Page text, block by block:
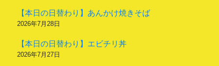
【本日の日替わり】あんかけ焼きそば
2026年7月28日
【本日の日替わり】エビチリ丼
2026年7月27日